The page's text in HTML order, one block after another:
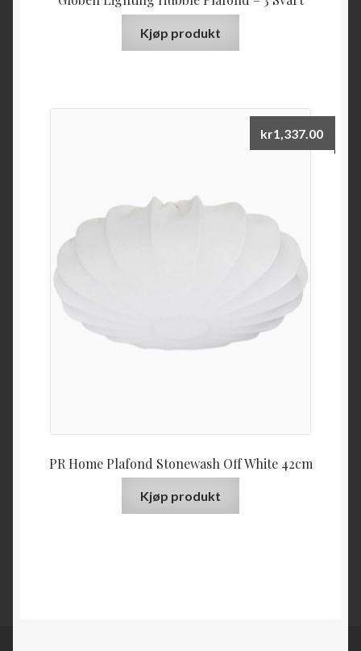
Kjøp produkt
PR Home Plafond Stonewash Off White 42cm
kr1,337.00
Kjøp produkt